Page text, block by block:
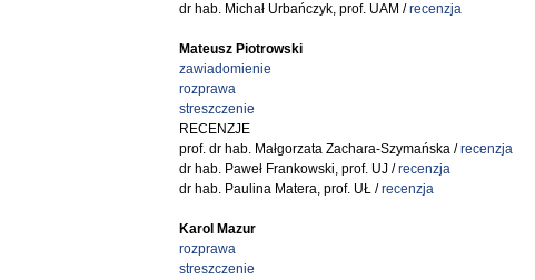
dr hab. Michał Urbańczyk, prof. UAM /recenzja
Mateusz Piotrowski
zawiadomienie
rozprawa
streszczenie
RECENZJE
prof. dr hab. Małgorzata Zachara-Szymańska /recenzja
dr hab. Paweł Frankowski, prof. UJ /recenzja
dr hab. Paulina Matera, prof. UŁ /recenzja
Karol Mazur
rozprawa
streszczenie